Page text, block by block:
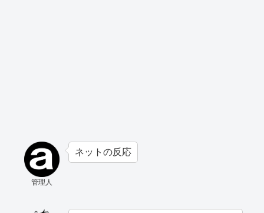
管理人
ネットの反応